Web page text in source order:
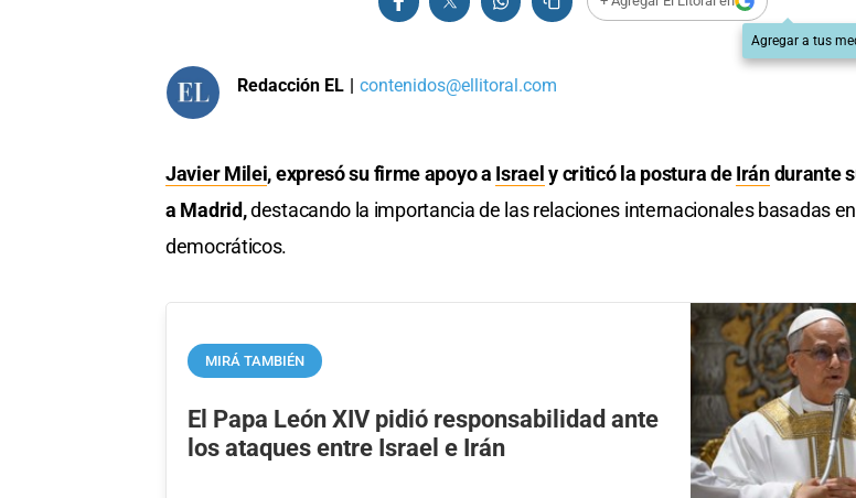
Agregar a tus
Redacción EL contenidos@ellitoral.com
Javier Milei, expresó su firme apoyo a Israely criticó la postura deIrándurante
a Madrid,destacando la importancia de las relaciones internacionales basadas
democráticos.
MIRÁ TAMBIÉN
El Papa León XIV pidió responsabilidad ante
los ataques entre Israel e Irán